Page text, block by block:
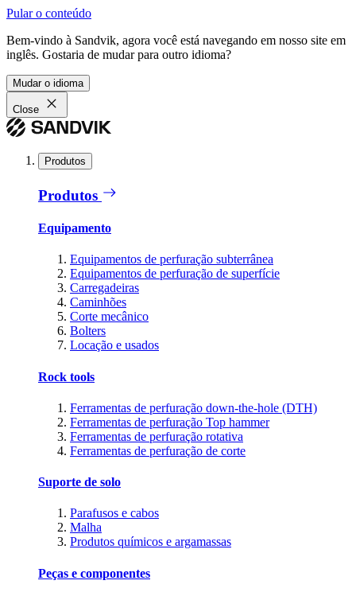
Pular o conteúdo
Bem-vindo à Sandvik, agora você está navegando em nosso site em
inglês. Gostaria de mudar para outro idioma?
Mudar o idioma
Close
Produtos
Produtos
Equipamento
Equipamentos de perfuração subterrânea
Equipamentos de perfuração de superfície
Carregadeiras
Caminhões
Corte mecânico
Bolters
Locação e usados
Rock tools
Ferramentas de perfuração down-the-hole (DTH)
Ferramentas de perfuração Top hammer
Ferramentas de perfuração rotativa
Ferramentas de perfuração de corte
Suporte de solo
Parafusos e cabos
Malha
Produtos químicos e argamassas
Peças e componentes